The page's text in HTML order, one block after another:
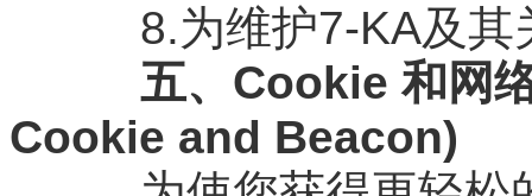
8.为维护7-KA及其
五、Cookie 和网
Cookie and Beacon)